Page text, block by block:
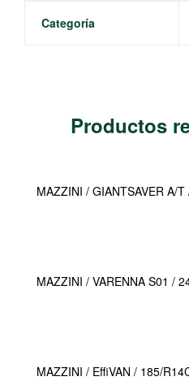
Categoría
Productos
MAZZINI / GIANTSAVER A/
MAZZINI / VARENNA S01 /
MAZZINI / EffiVAN / 185/